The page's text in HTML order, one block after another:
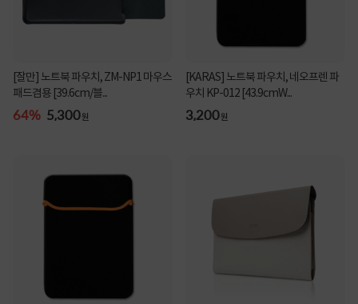
[잘만] 노트북 파우치, ZM-NP1 마우스
패드겸용 [39.6cm/블...
64% 5,300원
[KARAS] 노트북 파우치, 네오프렌 파
우치 KP-012 [43.9cmW...
3,200원